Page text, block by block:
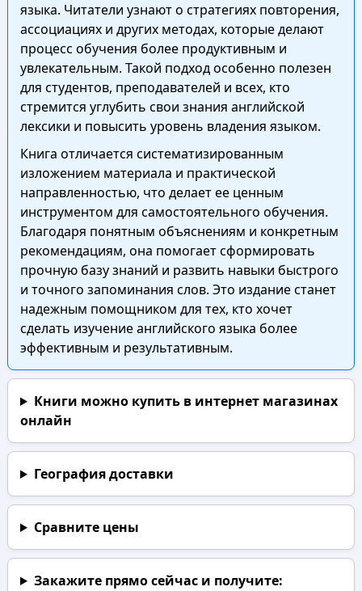
языка. Читатели узнают о стратегиях повторения,
ассоциациях и других методах, которые делают
процесс обучения более продуктивным и
увлекательным. Такой подход особенно полезен
для студентов, преподавателей и всех, кто
стремится углубить свои знания английской
лексики и повысить уровень владения языком.
Книга отличается систематизированным
изложением материала и практической
направленностью, что делает ее ценным
инструментом для самостоятельного обучения.
Благодаря понятным объяснениям и конкретным
рекомендациям, она помогает сформировать
прочную базу знаний и развить навыки быстрого
и точного запоминания слов. Это издание станет
надежным помощником для тех, кто хочет
сделать изучение английского языка более
эффективным и результативным.
Книги можно купить в интернет магазинах
онлайн
География доставки
Сравните цены
Закажите прямо сейчаси получите: